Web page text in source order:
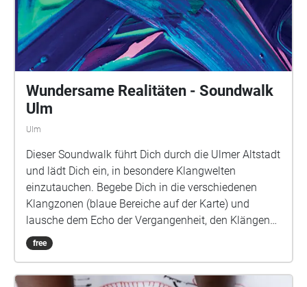
Wundersame Realitäten - Soundwalk
Ulm
Ulm
Dieser Soundwalk führt Dich durch die Ulmer Altstadt
und lädt Dich ein, in besondere Klangwelten
einzutauchen. Begebe Dich in die verschiedenen
Klangzonen (blaue Bereiche auf der Karte) und
lausche dem Echo der Vergangenheit, den Klängen
der Zukunft und den pulsierenden Rhythmen Deiner
eigenen Fantasie. In den 10 Klangzonen kannst du
free